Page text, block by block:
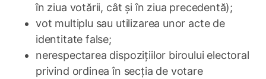
în ziua votării, cât și în ziua precedentă);
vot multiplu sau utilizarea unor acte de
identitate false;
nerespectarea dispozițiilor biroului electoral
privind ordinea în secția de votare